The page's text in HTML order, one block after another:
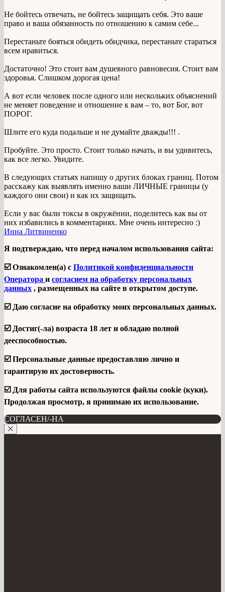
Не бойтесь отвечать, не бойтесь защищать себя. Это ваше
право и ваша обязанность по отношению к самим себе...
Перестаньте бояться обидеть обидчика, перестаньте стараться
всем нравиться.
Достаточно! Это стоит вам душевного равновесия. Стоит вам
здоровья. Слишком дорогая цена!
А вот если человек после одного или нескольких объяснений
не меняет поведение и отношение к вам – то, вот Бог, вот
ПОРОГ.
Шлите его куда подальше и не думайте дважды!!! .
Пробуйте. Это просто. Стоит только начать, и вы удивитесь,
как все легко. Увидите.
В следующих статьях напишу о других блоках границ. Потом
расскажу как выявлять именно ваши ЛИЧНЫЕ границы (у
каждого они свои) и как их защищать.
Если у вас были токсы в окружёнии, поделитесь как вы от
них избавились в комментариях. Мне очень интересно :)
Инна Литвиненко
Я подтверждаю, что перед началом использования сайта:
☑️ Ознакомлен(а) с Политикой конфиденциальности
Оператора и согласием на обработку персональных
данных , размещенных на сайте в открытом доступе.
☑️ Даю согласие на обработку моих персональных данных.
☑️ Достиг(-ла) возраста 18 лет и обладаю полной
дееспособностью.
☑️ Персональные данные предоставляю лично и
гарантирую их достоверность.
☑️ Для работы сайта используются файлы cookie (куки).
Продолжая просмотр, я принимаю их использование.
СОГЛАСЕН/-НА